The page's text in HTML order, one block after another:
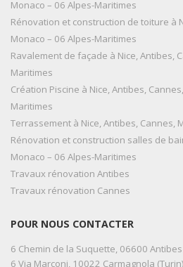
Monaco – 06 Alpes-Maritimes
Rénovation et construction de toiture à
Monaco – 06 Alpes-Maritimes
Ravalement de façade à Nice, Antibes,
Maritimes
Création Piscine à Nice, Antibes,
Maritimes
Terrassement à Nice, Antibes, Cannes,
Rénovation et construction salles de
Monaco – 06 Alpes-Maritimes
Travaux rénovation Antibes
Travaux rénovation Cannes
POUR NOUS CONTACTER
6 Chemin de la Suquette, 06600 Antibes
6 Via Marconi, 10022 Carmagnola (Turin)